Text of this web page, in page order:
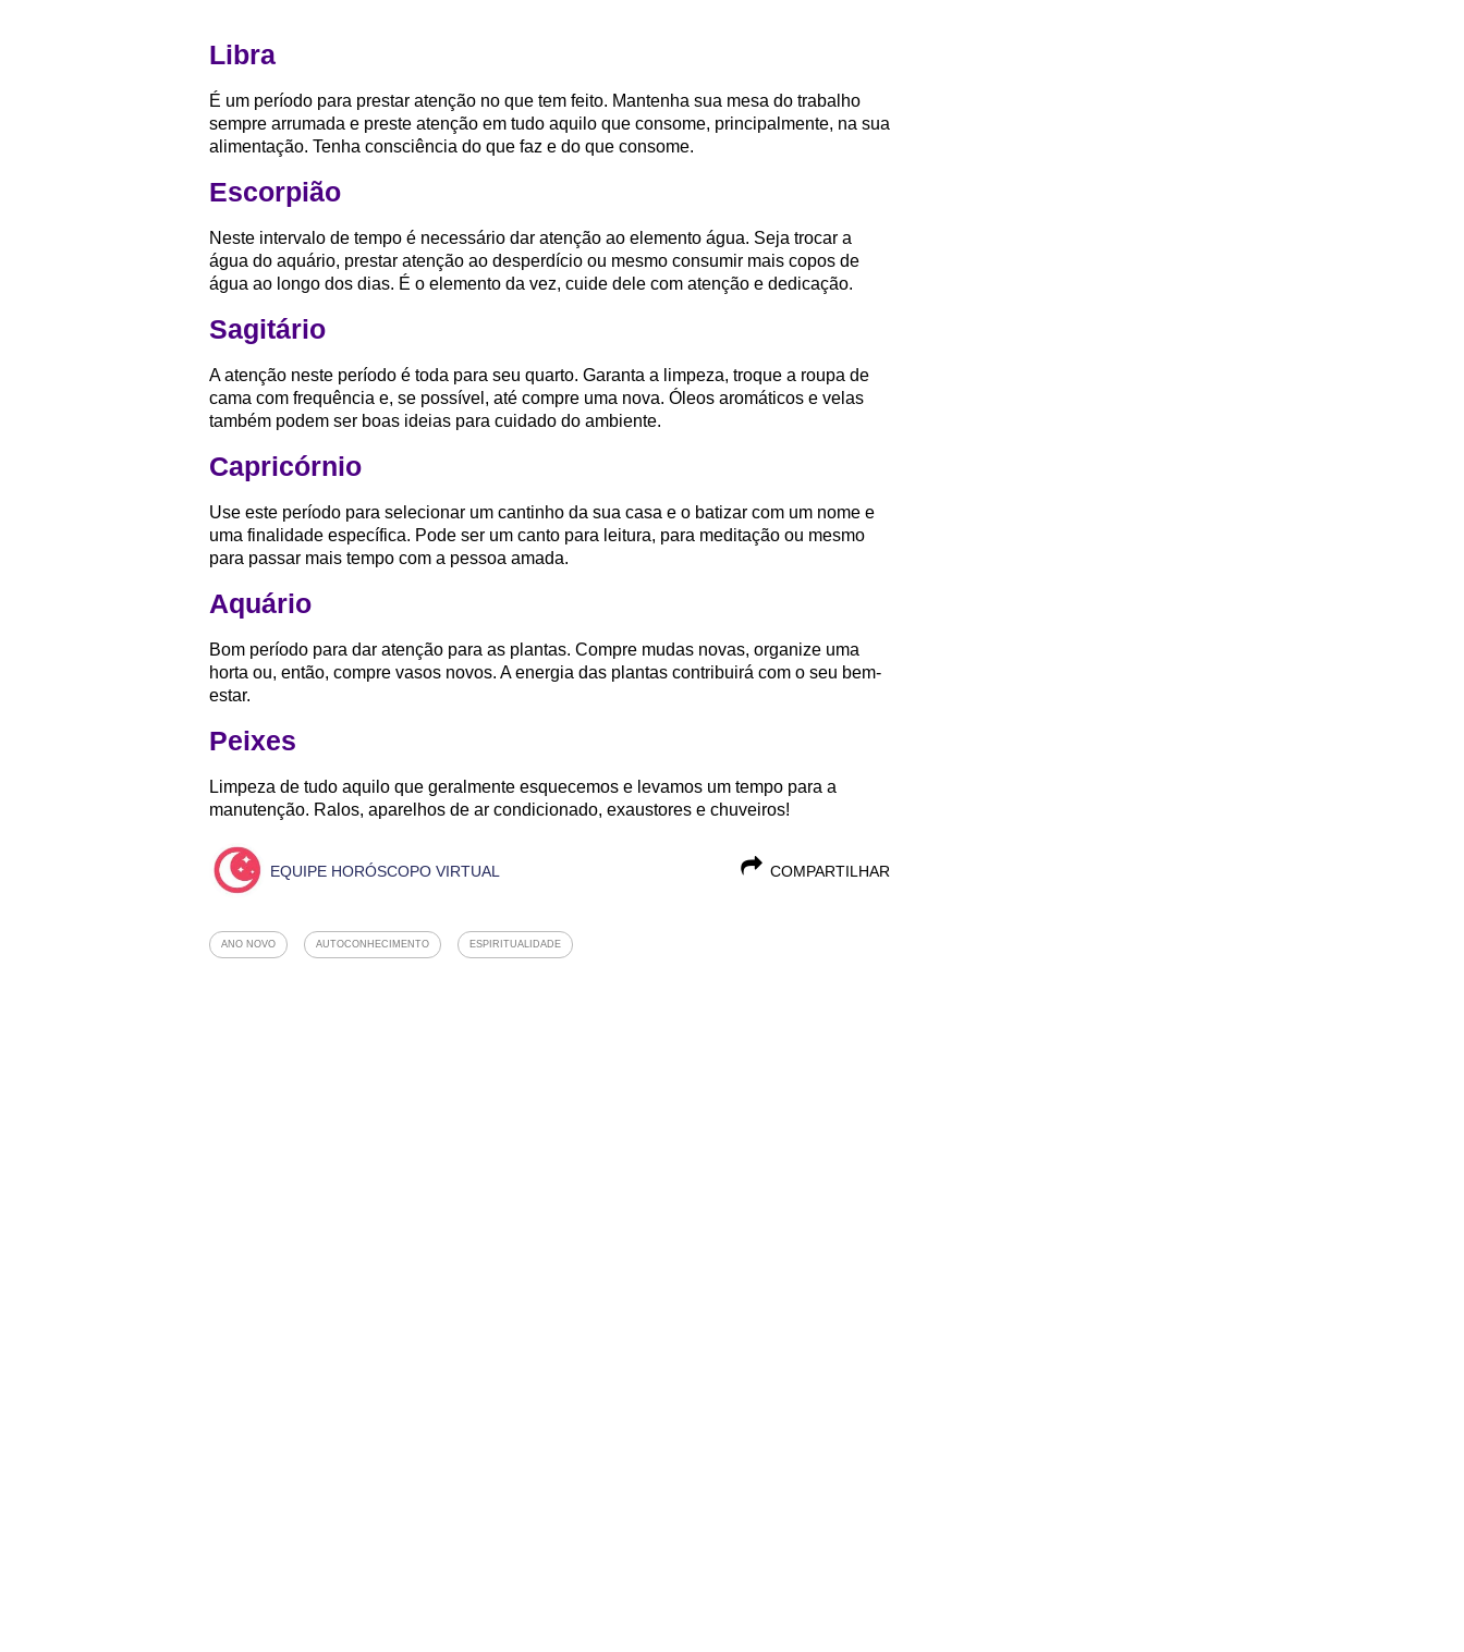
Libra
É um período para prestar atenção no que tem feito. Mantenha sua mesa do trabalho
sempre arrumada e preste atenção em tudo aquilo que consome, principalmente, na sua
alimentação. Tenha consciência do que faz e do que consome.
Escorpião
Neste intervalo de tempo é necessário dar atenção ao elemento água. Seja trocar a
água do aquário, prestar atenção ao desperdício ou mesmo consumir mais copos de
água ao longo dos dias. É o elemento da vez, cuide dele com atenção e dedicação.
Sagitário
A atenção neste período é toda para seu quarto. Garanta a limpeza, troque a roupa de
cama com frequência e, se possível, até compre uma nova. Óleos aromáticos e velas
também podem ser boas ideias para cuidado do ambiente.
Capricórnio
Use este período para selecionar um cantinho da sua casa e o batizar com um nome e
uma finalidade específica. Pode ser um canto para leitura, para meditação ou mesmo
para passar mais tempo com a pessoa amada.
Aquário
Bom período para dar atenção para as plantas. Compre mudas novas, organize uma
horta ou, então, compre vasos novos. A energia das plantas contribuirá com o seu bem-
estar.
Peixes
Limpeza de tudo aquilo que geralmente esquecemos e levamos um tempo para a
manutenção. Ralos, aparelhos de ar condicionado, exaustores e chuveiros!
COMPARTILHAR
EQUIPE HORÓSCOPO VIRTUAL
ANO NOVO AUTOCONHECIMENTO ESPIRITUALIDADE